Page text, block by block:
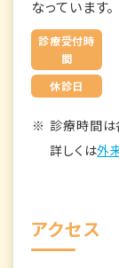
なっています。
診療受付時
間
休診日
診療時間は
詳しくは外
アクセス